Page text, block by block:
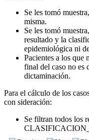
Se les tomó
misma.
Se les tomó
resultado y la
epidemiológica ni
Pacientes a los que
final del caso no es
dictaminación.
Para el cálculo de los
con sideración:
Se filtran todos los